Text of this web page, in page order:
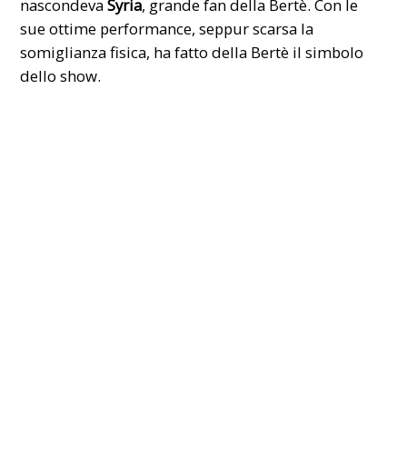
nascondevaSyria, grande fan della Bertè. Con le
sue ottime performance, seppur scarsa la
somiglianza fisica, ha fatto della Bertè il simbolo
dello show.